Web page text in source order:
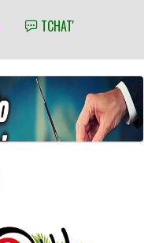
TCHAT'